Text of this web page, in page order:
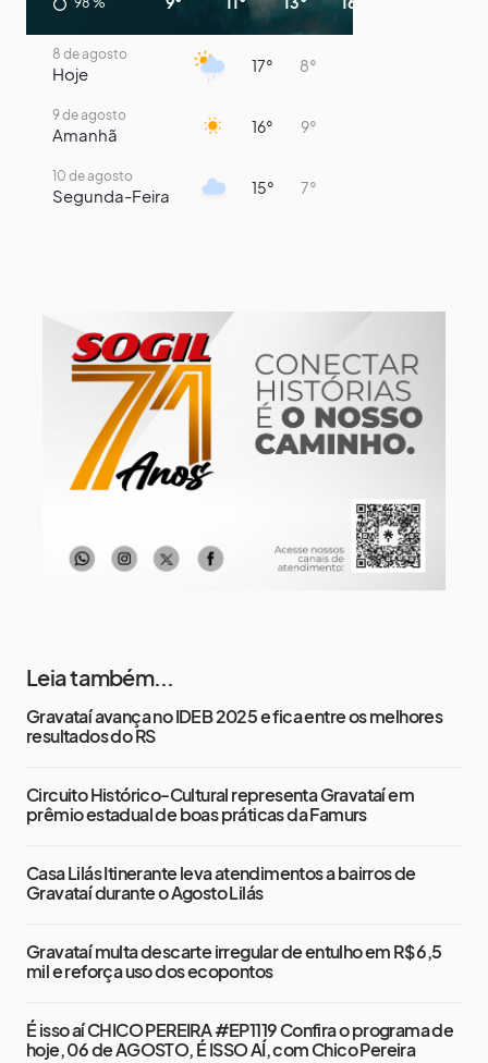
8 de agosto
Hoje 17° 8°
9 de agosto
Amanhã 16° 9°
10 de agosto
Segunda-Feira 15° 7°
13 de agosto
Quinta-Feira 18° 13°
14 de agosto
Sexta-Feira 17° 13°
Leia também...
Gravataí avança no IDEB 2025 e fica entre os melhores
resultados do RS
Circuito Histórico-Cultural representa Gravataí em
prêmio estadual de boas práticas da Famurs
Casa Lilás Itinerante leva atendimentos a bairros de
Gravataí durante o Agosto Lilás
Gravataí multa descarte irregular de entulho em R$ 6,5
mil e reforça uso dos ecopontos
É isso aí CHICO PEREIRA #EP1119 Confira o programa de
hoje, 06 de AGOSTO, É ISSO AÍ, com Chico Pereira